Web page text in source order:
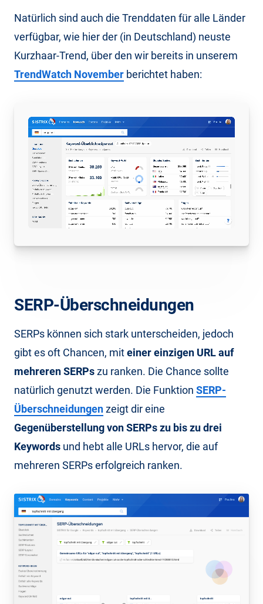
Natürlich sind auch die Trenddaten für alle Länder
verfügbar, wie hier der (in Deutschland) neuste
Kurzhaar-Trend, über den wir bereits in unserem
TrendWatch November berichtet haben:
SERP-Überschneidungen
SERPs können sich stark unterscheiden, jedoch
gibt es oft Chancen, miteiner einzigen URL auf
mehreren SERPszu ranken. Die Chance sollte
natürlich genutzt werden. Die Funktion SERP-
Überschneidungenzeigt dir eine
Gegenüberstellung von SERPs zu bis zu drei
Keywords und hebt alle URLs hervor, die auf
mehreren SERPs erfolgreich ranken.